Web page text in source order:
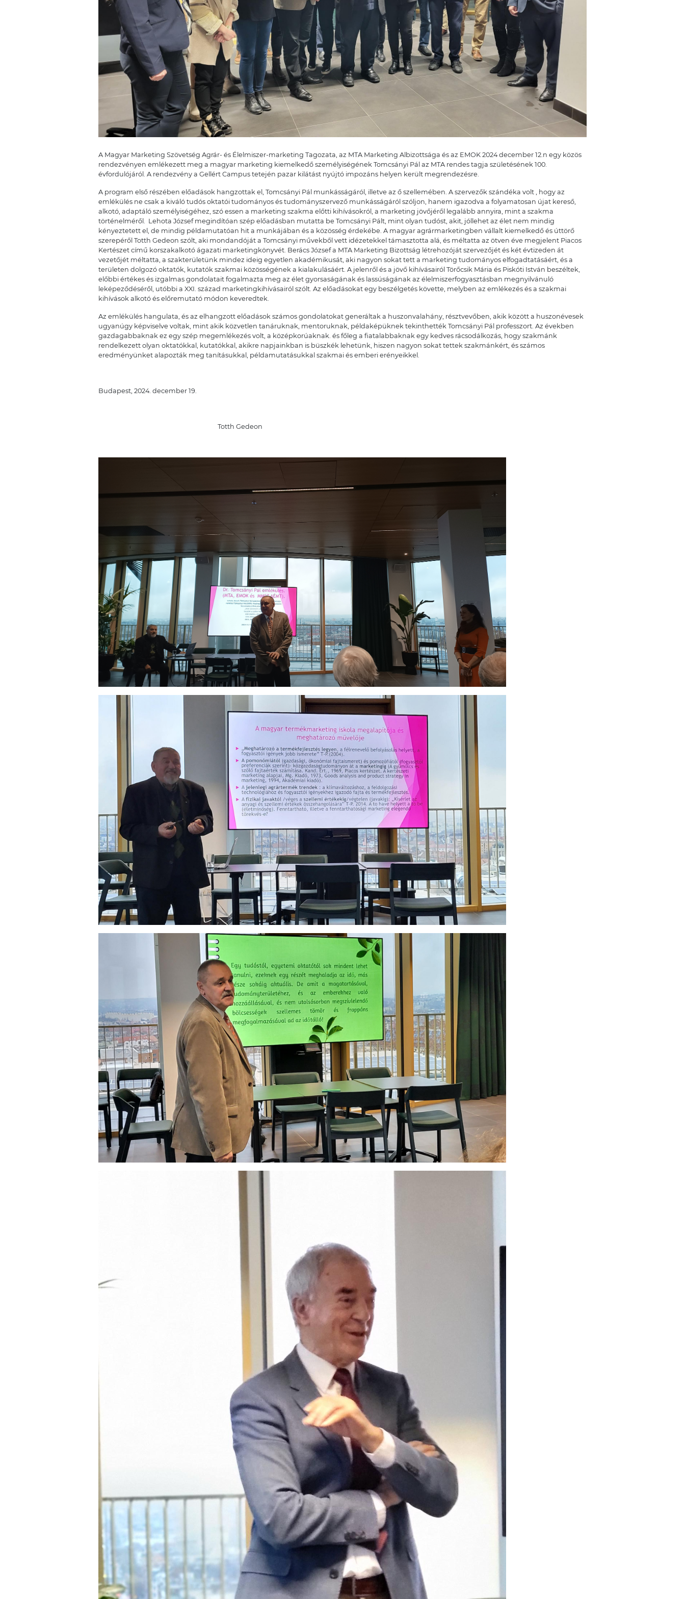
A Magyar Marketing Szövetség Agrár- és Élelmiszer-marketing Tagozata, az MTA Marketing Albizottsága és az EMOK 2024 december 12.n egy közös
rendezvényen emlékezett meg a magyar marketing kiemelkedő személyiségének Tomcsányi Pál az MTA rendes tagja születésének 100.
évfordulójáról. A rendezvény a Gellért Campus tetején pazar kilátást nyújtó impozáns helyen került megrendezésre.
A program első részében előadások hangzottak el, Tomcsányi Pál munkásságáról, illetve az ő szellemében. A szervezők szándéka volt , hogy az
emlékülés ne csak a kiváló tudós oktatói tudományos és tudományszervező munkásságáról szóljon, hanem igazodva a folyamatosan újat kereső,
alkotó, adaptáló személyiségéhez, szó essen a marketing szakma előtti kihívásokról, a marketing jövőjéről legalább annyira, mint a szakma
történelméről. Lehota József megindítóan szép előadásban mutatta be Tomcsányi Pált, mint olyan tudóst, akit, jóllehet az élet nem mindig
kényeztetett el, de mindig példamutatóan hit a munkájában és a közösség érdekébe. A magyar agrármarketingben vállalt kiemelkedő és úttörő
szerepéről Totth Gedeon szólt, aki mondandóját a Tomcsányi művekből vett idézetekkel támasztotta alá, és méltatta az ötven éve megjelent Piacos
Kertészet című korszakalkotó ágazati marketingkönyvét. Berács József a MTA Marketing Bizottság létrehozóját szervezőjét és két évtizeden át
vezetőjét méltatta, a szakterületünk mindez ideig egyetlen akadémikusát, aki nagyon sokat tett a marketing tudományos elfogadtatásáért, és a
területen dolgozó oktatók, kutatók szakmai közösségének a kialakulásáért. A jelenről és a jövő kihívásairól Törőcsik Mária és Piskóti István beszéltek,
előbbi értékes és izgalmas gondolatait fogalmazta meg az élet gyorsaságának és lassúságának az élelmiszerfogyasztásban megnyilvánuló
leképeződéséről, utóbbi a XXI. század marketingkihívásairól szólt. Az előadásokat egy beszélgetés követte, melyben az emlékezés és a szakmai
kihívások alkotó és előremutató módon keveredtek.
Az emlékülés hangulata, és az elhangzott előadások számos gondolatokat generáltak a huszonvalahány, résztvevőben, akik között a huszonévesek
ugyanúgy képviselve voltak, mint akik közvetlen tanáruknak, mentoruknak, példaképüknek tekinthették Tomcsányi Pál professzort. Az években
gazdagabbaknak ez egy szép megemlékezés volt, a középkorúaknak. és főleg a fiatalabbaknak egy kedves rácsodálkozás, hogy szakmánk
rendelkezett olyan oktatókkal, kutatókkal, akikre napjainkban is büszkék lehetünk, hiszen nagyon sokat tettek szakmánkért, és számos
eredményünket alapozták meg tanításukkal, példamutatásukkal szakmai és emberi erényeikkel.
Budapest, 2024. december 19.
Totth Gedeon